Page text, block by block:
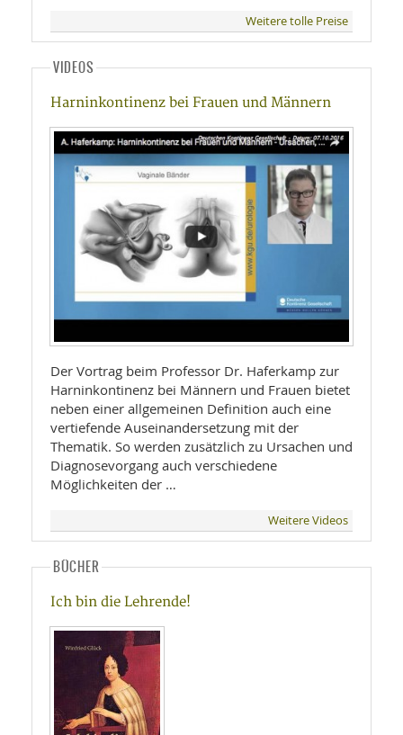
Weitere tolle Preise
VIDEOS
Harninkontinenz bei Frauen und Männern
Der Vortrag beim Professor Dr. Haferkamp zur
Harninkontinenz bei Männern und Frauen bietet
neben einer allgemeinen Definition auch eine
vertiefende Auseinandersetzung mit der
Thematik. So werden zusätzlich zu Ursachen und
Diagnosevorgang auch verschiedene
Möglichkeiten der …
Weitere Videos
BÜCHER
Ich bin die Lehrende!